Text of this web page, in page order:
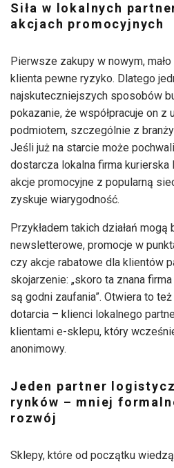
Siła w lokalnych
akcjach promocyjnych
Pierwsze zakupy w nowym,
klienta pewne ryzyko. Dlatego
najskuteczniejszych sposobów
pokazanie, że współpracuje on z
podmiotem, szczególnie z
Jeśli już na starcie może
dostarcza lokalna firma
akcje promocyjne z popularną
zyskuje wiarygodność.
Przykładem takich działań
newsletterowe, promocje w
czy akcje rabatowe dla klientów
skojarzenie: „skoro ta znana
są godni zaufania”. Otwiera to
dotarcia – klienci lokalnego
klientami e-sklepu, który
anonimowy.
Jeden partner
rynków – mniej
rozwój
Sklepy, które od początku